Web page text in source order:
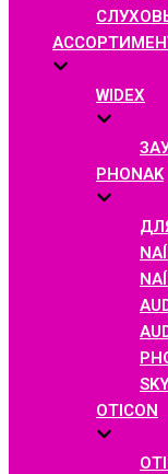
WIDEX
PHONAK
OTICON